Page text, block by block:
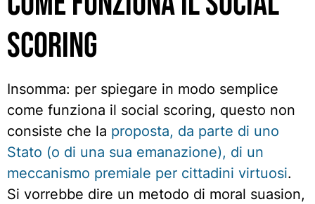
scoring
Insomma: per spiegare in modo semplice
come funziona il social scoring, questo non
consiste che la proposta, da parte di uno
Stato (o di una sua emanazione), di un
meccanismo premiale per cittadini virtuosi.
Si vorrebbe dire un metodo di moral suasion,